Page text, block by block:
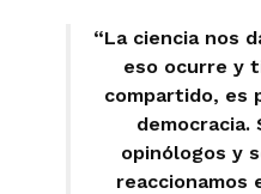
“La ciencia nos
eso ocurre y
compartido, es
democracia.
opinólogos y
reaccionamos